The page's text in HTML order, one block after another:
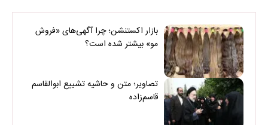
بازار اکستنشن؛ چرا آگهی‌های «فروش
مو» بیشتر شده است؟
تصاویر؛ متن و حاشیه تشییع ابوالقاسم
قاسم‌زاده